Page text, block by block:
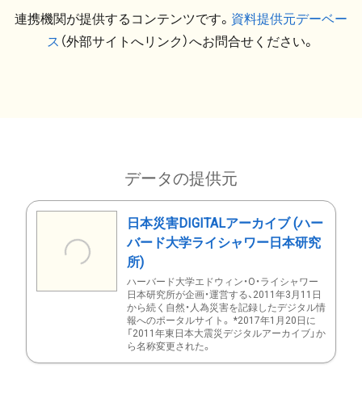
連携機関が提供するコンテンツです。 資料提供元デーベー
ス （外部サイトへリンク）へお問合せください。
データの提供元
日本災害DIGITALアーカイブ (ハー
バード大学ライシャワー日本研究
所)
ハーバード大学エドウィン・O・ライシャワー
日本研究所が企画・運営する、2011年3月11日
から続く自然・人為災害を記録したデジタル情
報へのポータルサイト。 *2017年1月20日に
「2011年東日本大震災デジタルアーカイブ」か
ら名称変更された。